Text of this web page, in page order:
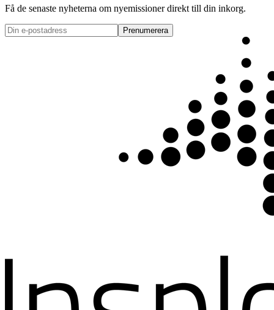
Få de senaste nyheterna om nyemissioner direkt till din inkorg.
Prenumerera